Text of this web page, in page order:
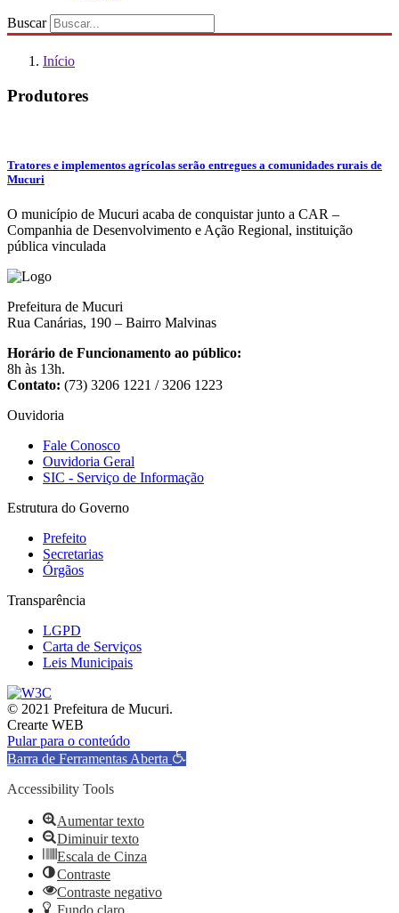
Buscar
Início
Produtores
Tratores e implementos agrícolas serão entregues a comunidades rurais de
Mucuri
O município de Mucuri acaba de conquistar junto a CAR –
Companhia de Desenvolvimento e Ação Regional, instituição
pública vinculada
Prefeitura de Mucuri
Rua Canárias, 190 – Bairro Malvinas
Horário de Funcionamento ao público:
8h às 13h.
Contato: (73) 3206 1221 / 3206 1223
Ouvidoria
Fale Conosco
Ouvidoria Geral
SIC - Serviço de Informação
Estrutura do Governo
Prefeito
Secretarias
Órgãos
Transparência
LGPD
Carta de Serviços
Leis Municipais
© 2021 Prefeitura de Mucuri.
Crearte WEB
Pular para o conteúdo
Barra de Ferramentas Aberta
Accessibility Tools
Aumentar texto
Diminuir texto
Escala de Cinza
Contraste
Contraste negativo
Fundo claro